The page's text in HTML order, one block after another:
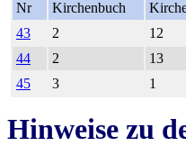
Nr
Kirchenbuch
43
2 12
44
2 13
45
3 1
Hinweise zu